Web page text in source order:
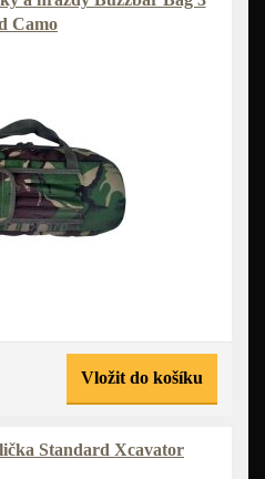
Camo
Vložit do košíku
Standard Xcavator